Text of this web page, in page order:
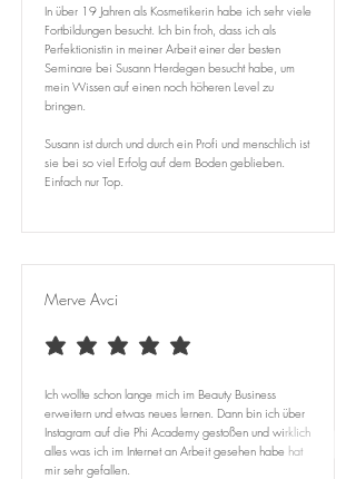
In über 19 Jahren als Kosmetikerin habe ich sehr viele
Fortbildungen besucht. Ich bin froh, dass ich als
Perfektionistin in meiner Arbeit einer der besten
Seminare bei Susann Herdegen besucht habe, um
mein Wissen auf einen noch höheren Level zu
bringen.
Susann ist durch und durch ein Profi und menschlich ist
sie bei so viel Erfolg auf dem Boden geblieben.
Einfach nur Top.
Merve Avci
average rating is 5 out of 5
Ich wollte schon lange mich im Beauty Business
erweitern und etwas neues lernen. Dann bin ich über
Instagram auf die Phi Academy gestoßen und wirklich
alles was ich im Internet an Arbeit gesehen habe hat
mir sehr gefallen.